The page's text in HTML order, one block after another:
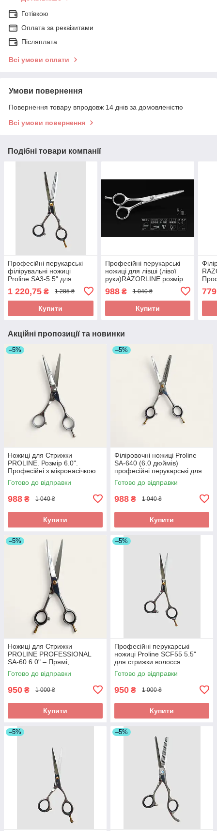
Готівкою
Оплата за реквізитами
Післяплата
Всі умови оплати
Умови повернення
Повернення товару впродовж 14 днів за домовленістю
Всі умови повернення
Подібні товари компанії
Професійні перукарські
філірувальні ножиці
Proline SA3-5.5" для
стрижки та текстурування
волосся
1 220,75 ₴ 1 285 ₴
Купити
Професійні перукарські
ножиці для лівші (лівої
руки)RAZORLINE розмір
5.5" дюймів. Гострі ножиці
для шульги. Арт R8L
988₴ 1 040 ₴
Купити
779
Акційні пропозиції та новинки
–5%
​Ножиці для Стрижки
PROLINE. Розмір 6.0".
Професійні з мікронасічкою
для точного зрізу волосся,
для перукарів.Арт D8-6.0"
Готово до відправки
988 ₴ 1 040 ₴
Купити
–5%
Філіровочні ножиці Proline
SA-640 (6.0 дюймів)
професійні перукарські для
стрижки та текстурування
волосся. Арт SA-640
Готово до відправки
988 ₴ 1 040 ₴
Купити
–5%
Ножиці для Стрижки
PROLINE PROFESSIONAL
SA-60 6.0" – Прямі,
Професійні, для перукарів.
Готово до відправки
950 ₴ 1 000 ₴
Купити
–5%
Професійні перукарські
ножиці Proline SCF55 5.5"
для стрижки волосся
Готово до відправки
950 ₴ 1 000 ₴
Купити
–5% –5%